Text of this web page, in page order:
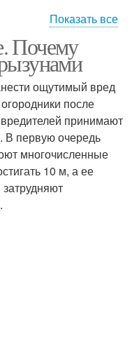
Борьба с хомяком
для хомяка
Показать все
Почему
ощутимый вред
после
принимают
В первую очередь
многочисленные
10 м, а ее